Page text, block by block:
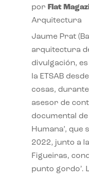
por Flat
Arquitectura
Jaume Prat
arquitectura
divulgación,
la ETSAB
cosas,
asesor de
documental
Humana’, que
2022, junto a
Figueiras,
punto gordo’.